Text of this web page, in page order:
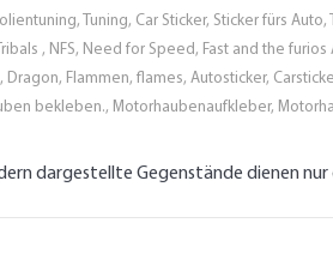
Tuning, Car Sticker, Sticker fürs
, NFS, Need for Speed, Fast and the
Dragon, Flammen, flames, Autosticker,
bekleben., Motorhaubenaufkleber,
dargestellte Gegenstände dienen